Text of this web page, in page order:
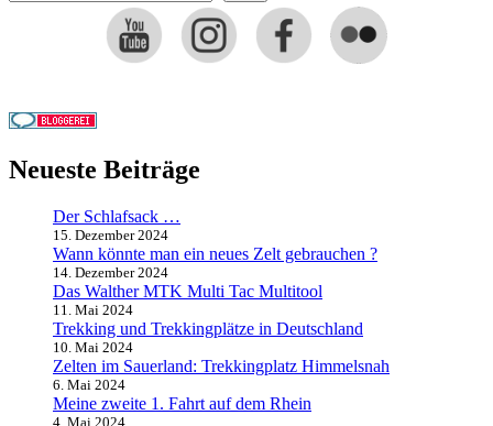
Neueste Beiträge
Der Schlafsack …
15. Dezember 2024
Wann könnte man ein neues Zelt gebrauchen ?
14. Dezember 2024
Das Walther MTK Multi Tac Multitool
11. Mai 2024
Trekking und Trekkingplätze in Deutschland
10. Mai 2024
Zelten im Sauerland: Trekkingplatz Himmelsnah
6. Mai 2024
Meine zweite 1. Fahrt auf dem Rhein
4. Mai 2024